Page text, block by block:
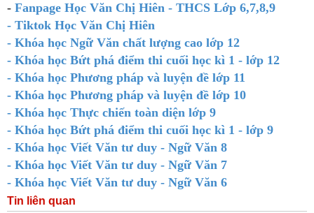
- Fanpage Học Văn Chị Hiên - THCS Lớp 6,7,8,9
- Tiktok Học Văn Chị Hiên
- Khóa học Ngữ Văn chất lượng cao lớp 12
- Khóa học Bứt phá điểm thi cuối học kì 1 - lớp 12
- Khóa học Phương pháp và luyện đề lớp 11
- Khóa học Phương pháp và luyện đề lớp 10
- Khóa học Thực chiến toàn diện lớp 9
- Khóa học Bứt phá điểm thi cuối học kì 1 - lớp 9
- Khóa học Viết Văn tư duy - Ngữ Văn 8
- Khóa học Viết Văn tư duy - Ngữ Văn 7
- Khóa học Viết Văn tư duy - Ngữ Văn 6
Tin liên quan